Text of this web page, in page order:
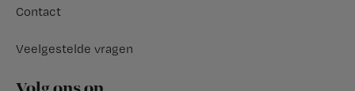
Contact
Veelgestelde vragen